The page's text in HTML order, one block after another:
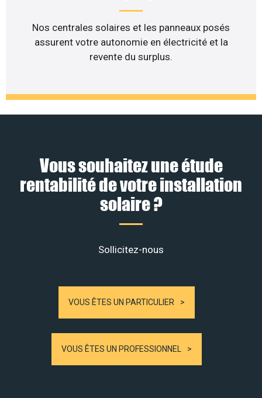
Nos centrales solaires et les panneaux posés
assurent votre autonomie en électricité et la
revente du surplus.
Vous souhaitez une étude
rentabilité de votre installation
solaire ?
Sollicitez-nous
VOUS ÊTES UN PARTICULIER
VOUS ÊTES UN PROFESSIONNEL